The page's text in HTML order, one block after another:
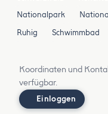
Nationalpark
Ruhig
Schwimmbad
Koordinaten und
verfügbar.
Einloggen